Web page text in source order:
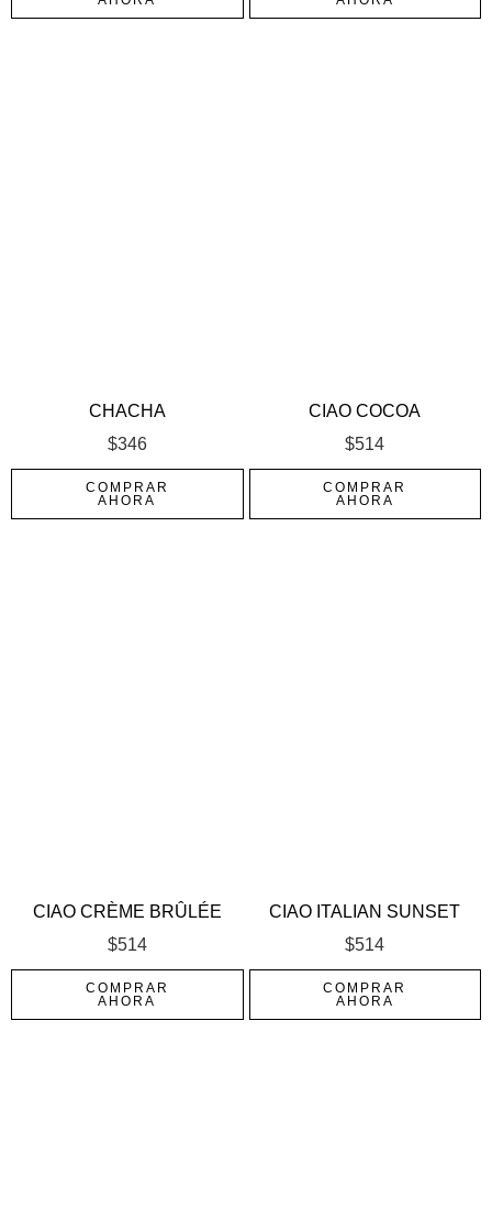
CHACHA
$346
COMPRAR
AHORA
CIAO COCOA
$514
COMPRAR
AHORA
CIAO CRÈME BRÛLÉE
$514
COMPRAR
AHORA
CIAO ITALIAN SUNSET
$514
COMPRAR
AHORA